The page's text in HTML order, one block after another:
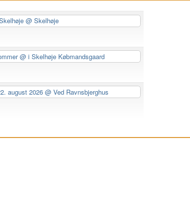
@ Skelhøje
@ i Skelhøje Købmandsgaard
august 2026 @ Ved Ravnsbjerghus